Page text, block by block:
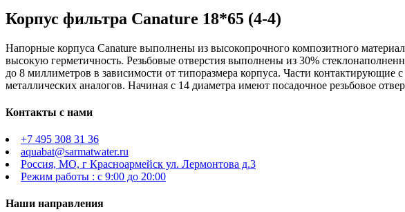
Корпус фильтра Canature 18*65 (4-4)
Напорные корпуса Canature выполнены из высокопрочного композитного
высокую герметичность. Резьбовые отверстия выполнены из 30%
до 8 миллиметров в зависимости от типоразмера корпуса. Части
металлических аналогов. Начиная с 14 диаметра имеют посадочное резьбовое
Контакты с нами
+7 495 308 31 36
aquabat@sarmatwater.ru
Россия, МО, г Красноармейск ул. Лермонтова д.3
Режим работы : с 9:00 до 20:00
Наши направления